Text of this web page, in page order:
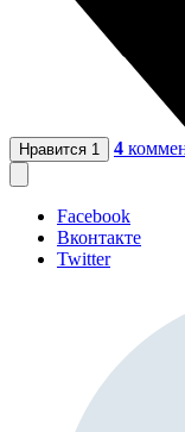
Нравится 1 4
Facebook
Вконтакте
Twitter